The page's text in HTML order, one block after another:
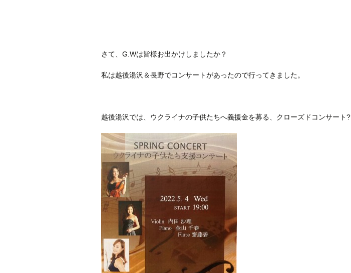
さて、G.Wは皆様お出かけしましたか？
私は越後湯沢＆長野でコンサートがあったので行ってきました。
越後湯沢では、ウクライナの子供たちへ義援金を募る、クローズドコンサート?